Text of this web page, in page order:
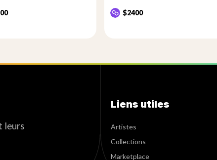
$2400
leurs
Liens utiles
Artistes
Collections
Marketplace